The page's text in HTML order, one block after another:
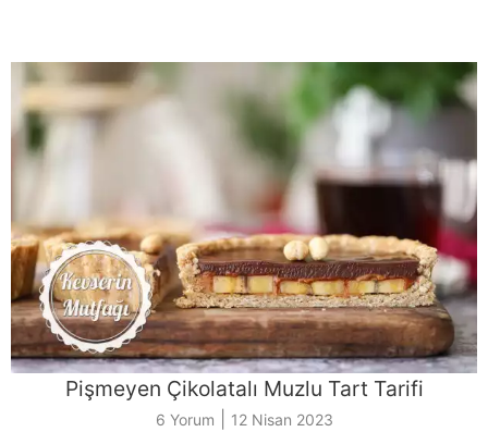
Pişmeyen Çikolatalı Muzlu Tart Tarifi
6 Yorum 12 Nisan 2023